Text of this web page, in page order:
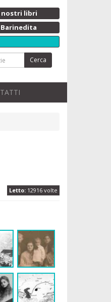
nostri libri
Cerca
Letto: 12916 volte